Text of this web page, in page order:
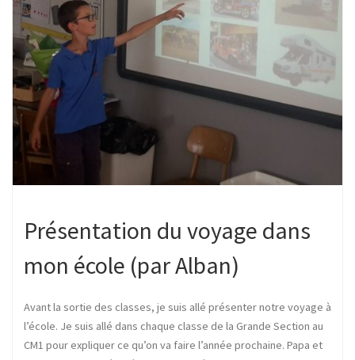
Présentation du voyage dans
mon école (par Alban)
Avant la sortie des classes, je suis allé présenter notre voyage à
l’école. Je suis allé dans chaque classe de la Grande Section au
CM1 pour expliquer ce qu’on va faire l’année prochaine. Papa et